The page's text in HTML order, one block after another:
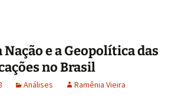
Nação e a Geopolítica das
no Brasil
Análises Ramênia Vieira